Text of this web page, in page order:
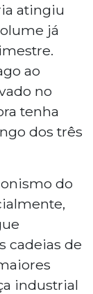
atingiu
já
ao
no
tenha
dos três
do
cadeias de
industrial